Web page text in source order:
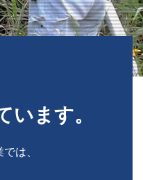
ます。
は、